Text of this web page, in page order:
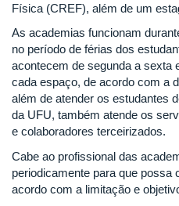
Física (CREF), além de um
As academias funcionam
no período de férias dos
acontecem de segunda a sexta
cada espaço, de acordo com a
além de atender os estudantes
da UFU, também atende os
e colaboradores terceirizados.
Cabe ao profissional das
periodicamente para que possa
acordo com a limitação e